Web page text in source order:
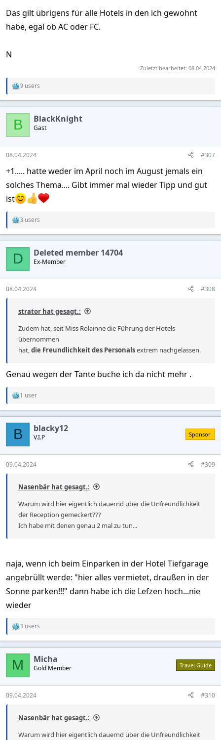
Das gilt übrigens für alle Hotels in den ich gewohnt
habe, egal ob AC oder FC.
N
Zuletzt bearbeitet: 08.04.2024
R
c
o
n
s
:
9 users
B BlackKnight
Gast
08.04.2024 #307
+1..... hatte weder im April noch im August jemals ein
solches Thema.... Gibt immer mal wieder Tipp und gut
ist
R
c
o
n
s
:
3 users
D Deleted member 14704
Ex-Member
08.04.2024 #308
strator hat gesagt.:
Zudem hat, seit Miss Rolainne die Führung der Hotels
übernommen
hat,die Freundlichkeit des Personalsextrem nachgelassen.
Genau wegen der Tante buche ich da nicht mehr .
R
c
o
n
s
:
1 user
B blacky12
V.I.P Sponsor
09.04.2024 #309
Nasenbär hat gesagt.:
Warum wird hier eigentlich dauernd über die Unfreundlichkeit
der Reception gemeckert???
Ich habe mit denen genau 2 mal zu tun...
naja, wenn ich beim Einparken in der Hotel Tiefgarage
angebrüllt werde: "hier alles vermietet, draußen in der
Sonne parken!!!" dann habe ich die Lefzen hoch...nie
wieder
R
c
t
o
n
s
:
3 users
M Micha
Gold Member Travel Guide
09.04.2024 #310
Nasenbär hat gesagt.:
Warum wird hier eigentlich dauernd über die Unfreundlichkeit